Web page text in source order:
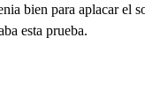
bien para aplacar el
esta prueba.